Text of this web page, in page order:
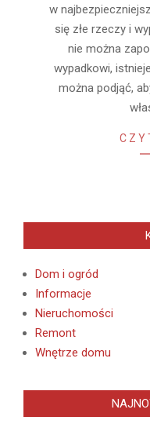
w
się złe rzeczy i
nie można
wypadkowi,
można podjąć,
Dom i ogród
Informacje
Nieruchomości
Remont
Wnętrze domu